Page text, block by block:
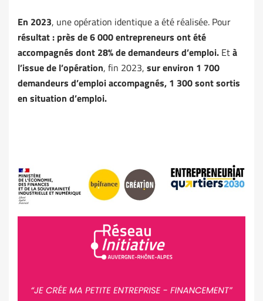
En 2023, une opération identique a été réalisée. Pour
résultat : près de 6 000 entrepreneurs ont été
accompagnés dont 28% de demandeurs d’emploi. Età
l’issue de l’opération, fin 2023, sur environ 1 700
demandeurs d’emploi accompagnés, 1 300 sont sortis
en situation d’emploi.